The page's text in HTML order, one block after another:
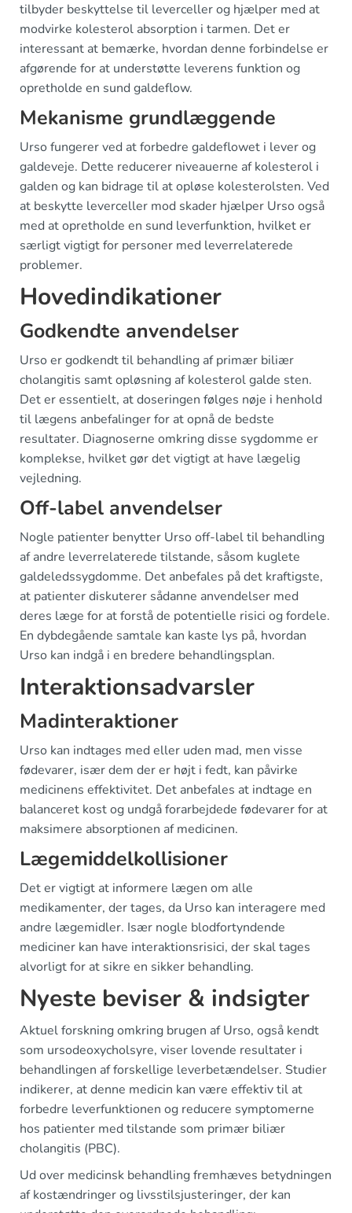
tilbyder beskyttelse til leverceller og hjælper med at
modvirke kolesterol absorption i tarmen. Det er
interessant at bemærke, hvordan denne forbindelse er
afgørende for at understøtte leverens funktion og
opretholde en sund galdeflow.
Mekanisme grundlæggende
Urso fungerer ved at forbedre galdeflowet i lever og
galdeveje. Dette reducerer niveauerne af kolesterol i
galden og kan bidrage til at opløse kolesterolsten. Ved
at beskytte leverceller mod skader hjælper Urso også
med at opretholde en sund leverfunktion, hvilket er
særligt vigtigt for personer med leverrelaterede
problemer.
Hovedindikationer
Godkendte anvendelser
Urso er godkendt til behandling af primær biliær
cholangitis samt opløsning af kolesterol galde sten.
Det er essentielt, at doseringen følges nøje i henhold
til lægens anbefalinger for at opnå de bedste
resultater. Diagnoserne omkring disse sygdomme er
komplekse, hvilket gør det vigtigt at have lægelig
vejledning.
Off-label anvendelser
Nogle patienter benytter Urso off-label til behandling
af andre leverrelaterede tilstande, såsom kuglete
galdeledssygdomme. Det anbefales på det kraftigste,
at patienter diskuterer sådanne anvendelser med
deres læge for at forstå de potentielle risici og fordele.
En dybdegående samtale kan kaste lys på, hvordan
Urso kan indgå i en bredere behandlingsplan.
Interaktionsadvarsler
Madinteraktioner
Urso kan indtages med eller uden mad, men visse
fødevarer, især dem der er højt i fedt, kan påvirke
medicinens effektivitet. Det anbefales at indtage en
balanceret kost og undgå forarbejdede fødevarer for at
maksimere absorptionen af medicinen.
Lægemiddelkollisioner
Det er vigtigt at informere lægen om alle
medikamenter, der tages, da Urso kan interagere med
andre lægemidler. Især nogle blodfortyndende
mediciner kan have interaktionsrisici, der skal tages
alvorligt for at sikre en sikker behandling.
Nyeste beviser & indsigter
Aktuel forskning omkring brugen af Urso, også kendt
som ursodeoxycholsyre, viser lovende resultater i
behandlingen af forskellige leverbetændelser. Studier
indikerer, at denne medicin kan være effektiv til at
forbedre leverfunktionen og reducere symptomerne
hos patienter med tilstande som primær biliær
cholangitis (PBC).
Ud over medicinsk behandling fremhæves betydningen
af kostændringer og livsstilsjusteringer, der kan